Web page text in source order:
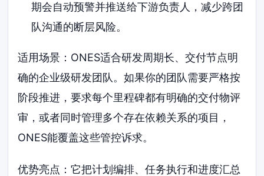
期会自动预警并推送给下游负责人，减少跨团
队沟通的断层风险。
适用场景：ONES适合研发周期长、交付节点明
确的企业级研发团队。如果你的团队需要严格按
阶段推进，要求每个里程碑都有明确的交付物评
审，或者同时管理多个存在依赖关系的项目，
ONES能覆盖这些管控诉求。
优势亮点：它把计划编排、任务执行和进度汇总